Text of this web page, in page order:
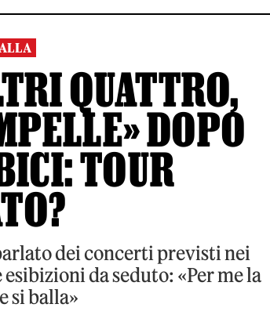
QUATTRO,
DOPO
TOUR
dei concerti previsti nei
da seduto: «Per me la
si balla»